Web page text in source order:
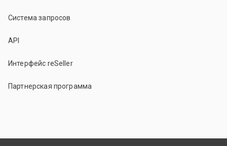
Система запросов
API
Интерфейс reSeller
Партнерская программа